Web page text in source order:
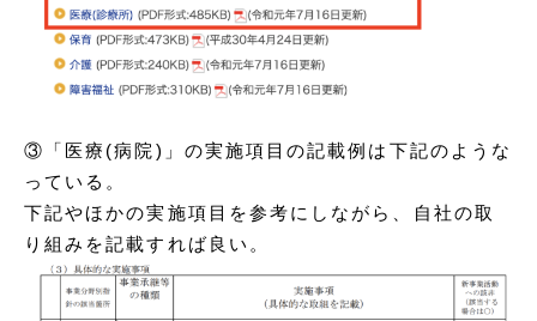
③「医療(病院)」の実施項目の記載例は下記のような
っている。
下記やほかの実施項目を参考にしながら、自社の取
り組みを記載すれば良い。